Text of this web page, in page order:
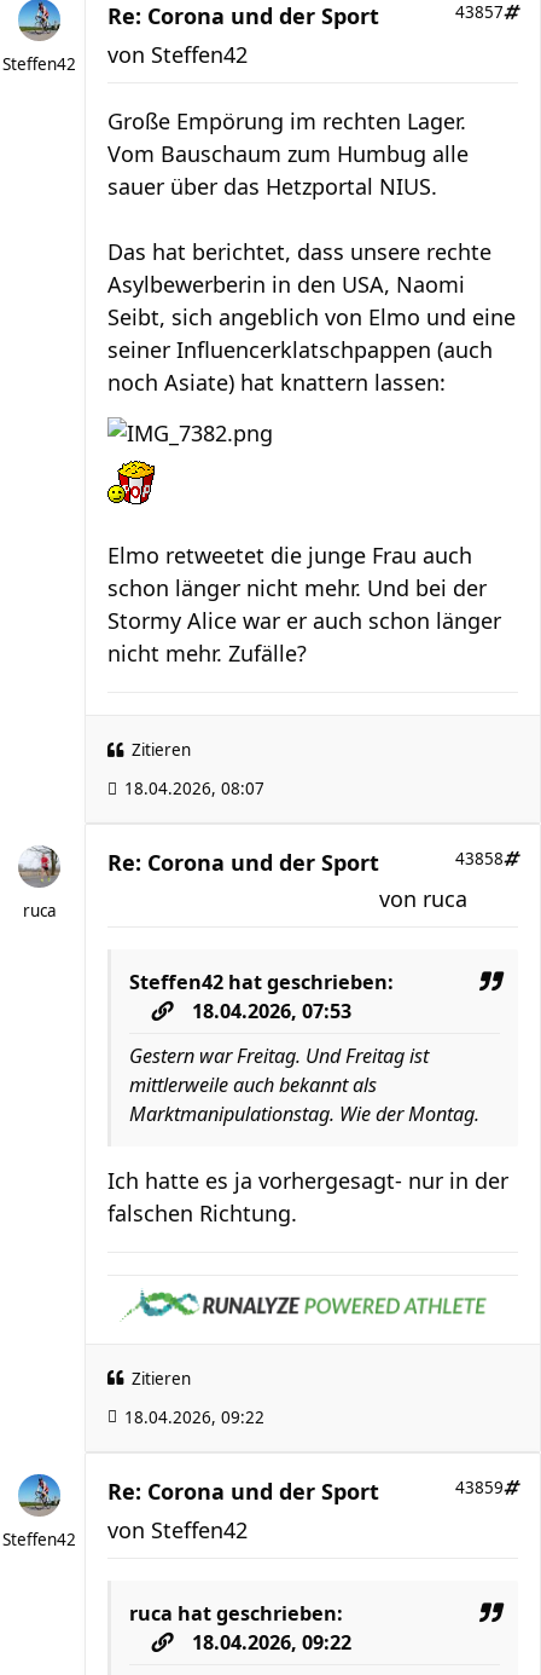
Steffen42
Re: Corona und der Sport 43857
von Steffen42
Große Empörung im rechten Lager.
Vom Bauschaum zum Humbug alle
sauer über das Hetzportal NIUS.
Das hat berichtet, dass unsere rechte
Asylbewerberin in den USA, Naomi
Seibt, sich angeblich von Elmo und eine
seiner Influencerklatschpappen (auch
noch Asiate) hat knattern lassen:
Elmo retweetet die junge Frau auch
schon länger nicht mehr. Und bei der
Stormy Alice war er auch schon länger
nicht mehr. Zufälle?
Zitieren
18.04.2026, 08:07
ruca
Re: Corona und der Sport 43858
von ruca
Steffen42 hat geschrieben:
18.04.2026, 07:53
Gestern war Freitag. Und Freitag ist
mittlerweile auch bekannt als
Marktmanipulationstag. Wie der Montag.
Ich hatte es ja vorhergesagt- nur in der
falschen Richtung.
Zitieren
18.04.2026, 09:22
Steffen42
Re: Corona und der Sport 43859
von Steffen42
ruca hat geschrieben:
18.04.2026, 09:22